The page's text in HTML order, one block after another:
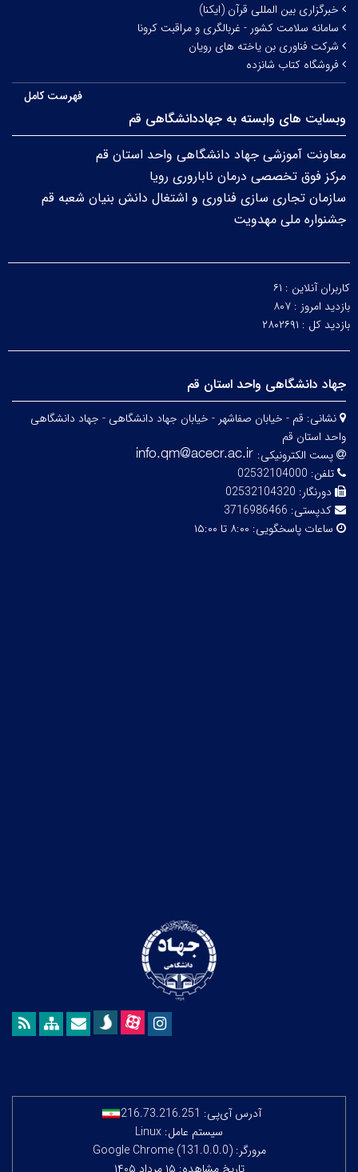
خبرگزاری بین المللی قرآن (ایکنا)
سامانه سلامت کشور - غربالگری و مراقبت کرونا
شرکت فناوری بن یاخته های رویان
فروشگاه کتاب شانزده
فهرست کامل
وبسایت های وابسته به جهاددانشگاهی قم
معاونت آموزشی جهاد دانشگاهی واحد استان قم
مرکز فوق تخصصی درمان ناباروری رویا
سازمان تجاری سازی فناوری و اشتغال دانش بنیان شعبه قم
جشنواره ملی مهدویت
کاربران آنلاین : ۶۱
بازدید امروز : ۸۰۷
بازدید کل : ۲۸۰۲۶۹۱
جهاد دانشگاهی واحد استان قم
نشانی: قم - خیابان صفاشهر - خیابان جهاد دانشگاهی - جهاد دانشگاهی
واحد استان قم
پست الکترونیکی:
تلفن: 02532104000
دورنگار: 02532104320
کدپستی: 3716986466
ساعات پاسخگویی: ۸:۰۰ تا ۱۵:۰۰
آدرس آی‌پی: 216.73.216.251
سیستم عامل: Linux
مرورگر: Google Chrome (131.0.0.0)
تاریخ مشاهده: ۱۵ مرداد ۱۴۰۵